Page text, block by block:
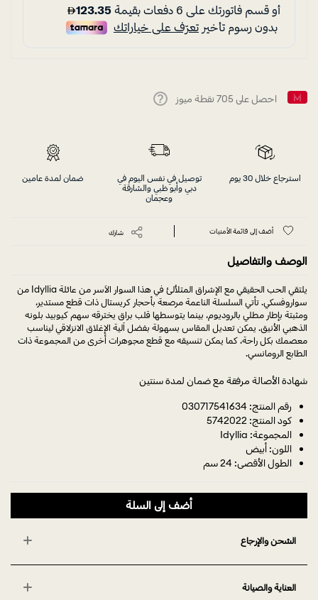
احصل على 705 نقطة ميوز
استرجاع خلال 30 يوم
توصيل في نفس اليوم في
دبي وأبو ظبي والشارقة
وعجمان
ضمان لمدة عامين
أضف إلى قائمة الأمنيات شارك
الوصف والتفاصيل
يلتقي الحب الحقيقي مع الإشراق المتلألئ في هذا السوار الآسر من عائلة Idyllia من
سواروفسكي. تأتي السلسلة الناعمة مرصعة بأحجار كريستال ذات قطع مستدير،
ومثبتة بإطار مطلي بالروديوم، بينما يتوسطها قلب براق يخترقه سهم كيوبيد بلونه
الذهبي الأنيق. يمكن تعديل المقاس بسهولة بفضل آلية الإغلاق الانزلاقي ليناسب
معصمك بكل راحة، كما يمكن تنسيقه مع قطع مجوهرات أخرى من المجموعة ذات
الطابع الرومانسي.
شهادة الأصالة مرفقة مع ضمان لمدة سنتين
رقم المنتج: 030717541634
كود المنتج: 5742022
المجموعة: Idyllia
اللون: أبيض
الطول الأقصى: 24 سم
أضف إلى السلة
الشحن والإرجاع
العناية والصيانة